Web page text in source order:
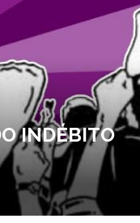
INDÉBITO